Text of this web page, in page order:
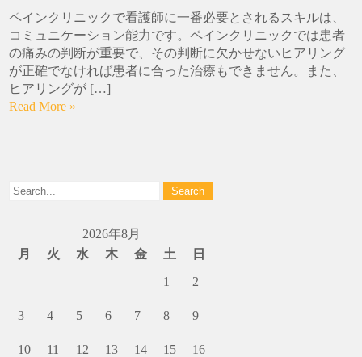
ペインクリニックで看護師に一番必要とされるスキルは、
コミュニケーション能力です。ペインクリニックでは患者
の痛みの判断が重要で、その判断に欠かせないヒアリング
が正確でなければ患者に合った治療もできません。また、
ヒアリングが […]
Read More »
2026年8月
月
火 水 木 金 土
日
1
2
3 4 5 6 7 8 9
10 11 12 13 14 15 16